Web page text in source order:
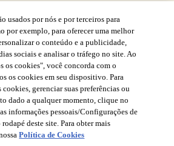
não são mais necessários às
as quais foram coletados e
legal para o processamento é o
se você revogar o seu
não dispomos de outra
legal para o processamento;
legal para o processamento reside
do processamento para a
de interesses legítimos, por nós
usados por nós e por terceiros para
por exemplo, para oferecer uma melhor
o conteúdo e a publicidade,
sociais e analisar o tráfego no site. Ao
os cookies", você concorda com o
os cookies em seu dispositivo. Para
gerenciar suas preferências ou
dado a qualquer momento, clique no
informações pessoais/Configurações de
deste site. Para obter mais
Política de Cookies